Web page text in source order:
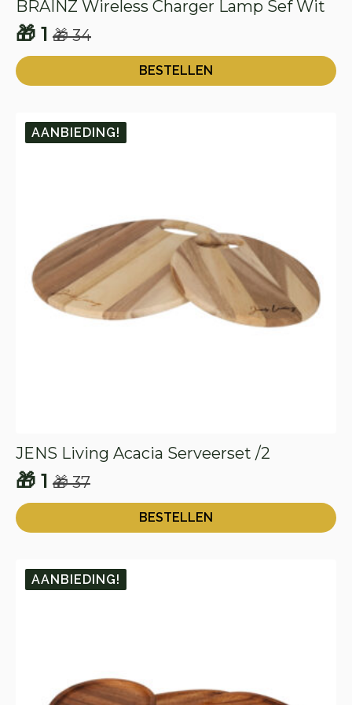
BRAINZ Wireless Charger Lamp Sef Wit
🎁34
Oorspronkelijke
prijs
was:
🎁 1
Huidige
prijs
is:
BESTELLEN
AANBIEDING!
JENS Living Acacia Serveerset /2
🎁37
Oorspronkelijke
prijs
was:
🎁 1
Huidige
prijs
is:
BESTELLEN
AANBIEDING!